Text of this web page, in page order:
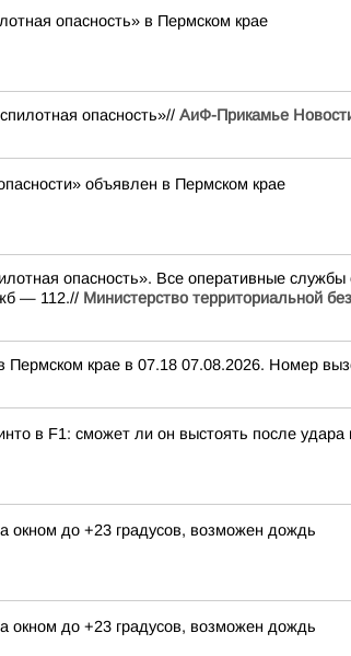
опасность» в Пермском крае
опасность»// АиФ-Прикамье
объявлен в Пермском крае
опасность». Все оперативные
— 112.// Министерство территориальной
Пермском крае в 07.18 07.08.2026. Номер
в F1: сможет ли он выстоять после удара
окном до +23 градусов, возможен дождь
окном до +23 градусов, возможен дождь